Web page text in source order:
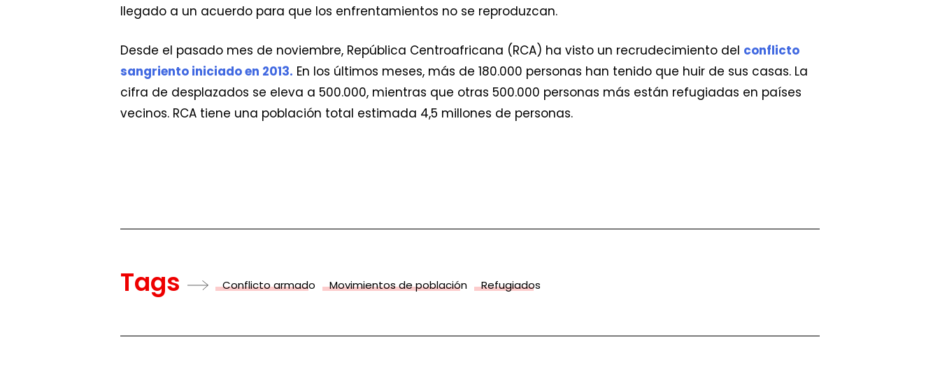
llegado a un acuerdo para que los enfrentamientos no se reproduzcan.
Desde el pasado mes de noviembre, República Centroafricana (RCA) ha visto un recrudecimiento del conflicto
sangriento iniciado en 2013. En los últimos meses, más de 180.000 personas han tenido que huir de sus casas. La
cifra de desplazados se eleva a 500.000, mientras que otras 500.000 personas más están refugiadas en países
vecinos. RCA tiene una población total estimada 4,5 millones de personas.
Tags Conflicto armado Movimientos de población Refugiados